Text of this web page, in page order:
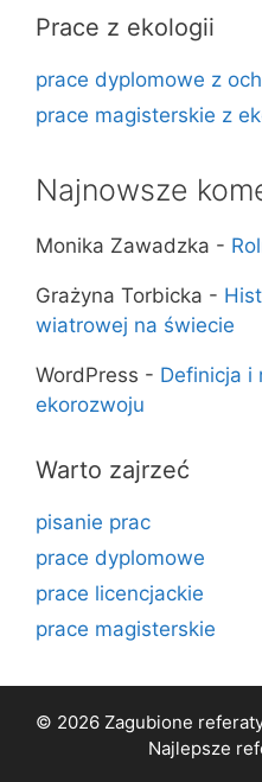
Prace z ekologii
prace dyplomowe z
prace magisterskie z
Najnowsze
Monika Zawadzka -
Grażyna Torbicka -
wiatrowej na świecie
WordPress - Definicja i
ekorozwoju
Warto zajrzeć
pisanie prac
prace dyplomowe
prace licencjackie
prace magisterskie
© 2026 Zagubione
Najlepsze